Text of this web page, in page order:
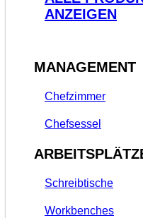
ANZEIGEN
MANAGEMENT
Chefzimmer
Chefsessel
Schreibtische
Workbenches